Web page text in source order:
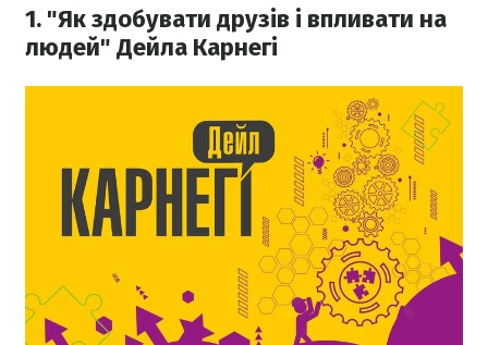
1. "Як здобувати друзів і впливати на
людей" Дейла Карнегі